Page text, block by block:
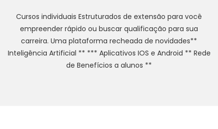
Cursos individuais Estruturados de extensão para você
empreender rápido ou buscar qualificação para sua
carreira. Uma plataforma recheada de novidades**
Inteligência Artificial ** *** Aplicativos IOS e Android ** Rede
de Benefícios a alunos **